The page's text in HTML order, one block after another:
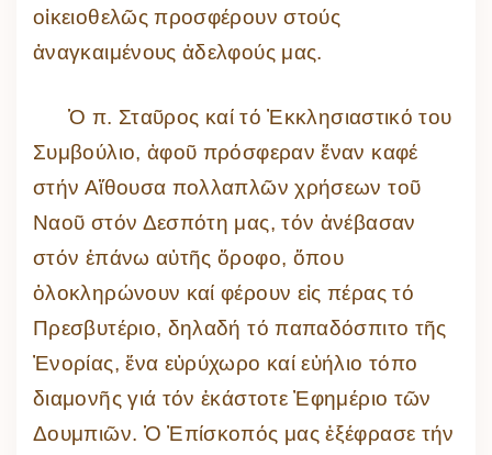
οἰκειοθελῶς προσφέρουν στούς
ἀναγκαιμένους ἀδελφούς μας.
Ὁ π. Σταῦρος καί τό Ἐκκλησιαστικό του
Συμβούλιο, ἀφοῦ πρόσφεραν ἕναν καφέ
στήν Αἴθουσα πολλαπλῶν χρήσεων τοῦ
Ναοῦ στόν Δεσπότη μας, τόν ἀνέβασαν
στόν ἐπάνω αὐτῆς ὄροφο, ὅπου
ὁλοκληρώνουν καί φέρουν εἰς πέρας τό
Πρεσβυτέριο, δηλαδή τό παπαδόσπιτο τῆς
Ἐνορίας, ἕνα εὐρύχωρο καί εὐήλιο τόπο
διαμονῆς γιά τόν ἑκάστοτε Ἐφημέριο τῶν
Δουμπιῶν. Ὁ Ἐπίσκοπός μας ἐξέφρασε τήν